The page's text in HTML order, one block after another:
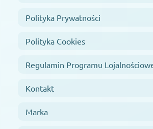
Polityka Prywatności
Polityka Cookies
Regulamin Programu
Kontakt
Marka